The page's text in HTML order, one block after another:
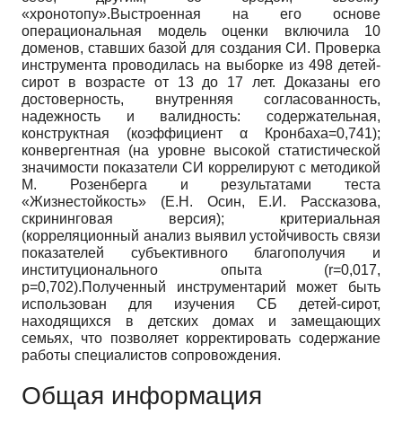
«хронотопу».Выстроенная на его основе
операциональная модель оценки включила 10
доменов, ставших базой для создания СИ. Проверка
инструмента проводилась на выборке из 498 детей-
сирот в возрасте от 13 до 17 лет. Доказаны его
достоверность, внутренняя согласованность,
надежность и валидность: содержательная,
конструктная (коэффициент α Кронбаха=0,741);
конвергентная (на уровне высокой статистической
значимости показатели СИ коррелируют с методикой
М. Розенберга и результатами теста
«Жизнестойкость» (Е.Н. Осин, Е.И. Рассказова,
скрининговая версия); критериальная
(корреляционный анализ выявил устойчивость связи
показателей субъективного благополучия и
институционального опыта (r=0,017,
р=0,702).Полученный инструментарий может быть
использован для изучения СБ детей-сирот,
находящихся в детских домах и замещающих
семьях, что позволяет корректировать содержание
работы специалистов сопровождения.
Общая информация